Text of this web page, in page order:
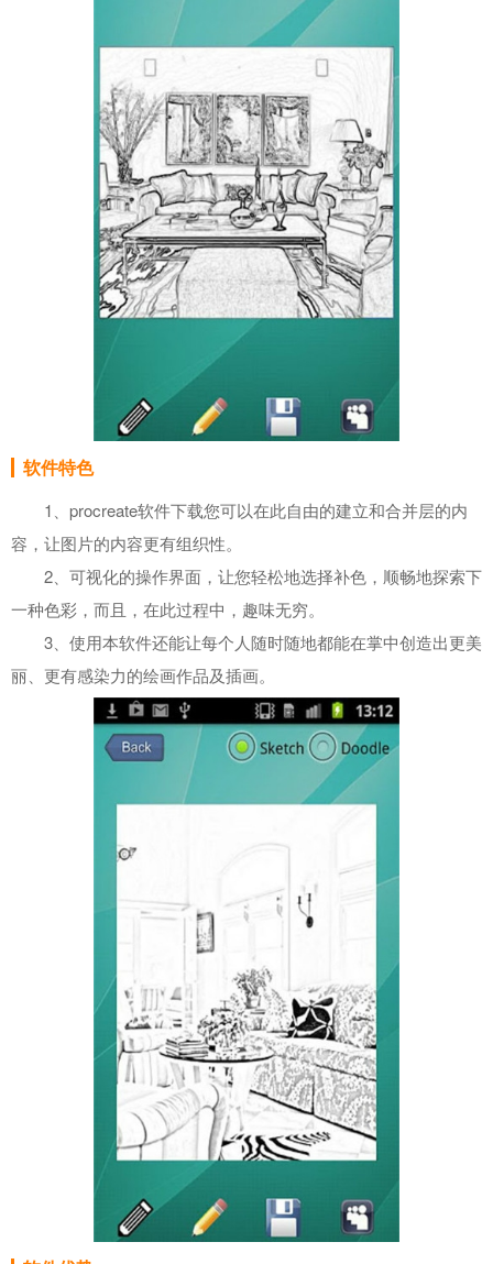
软件特色
1、procreate软件下载您可以在此自由的建立和合并层的内
容，让图片的内容更有组织性。
2、可视化的操作界面，让您轻松地选择补色，顺畅地探索下
一种色彩，而且，在此过程中，趣味无穷。
3、使用本软件还能让每个人随时随地都能在掌中创造出更美
丽、更有感染力的绘画作品及插画。